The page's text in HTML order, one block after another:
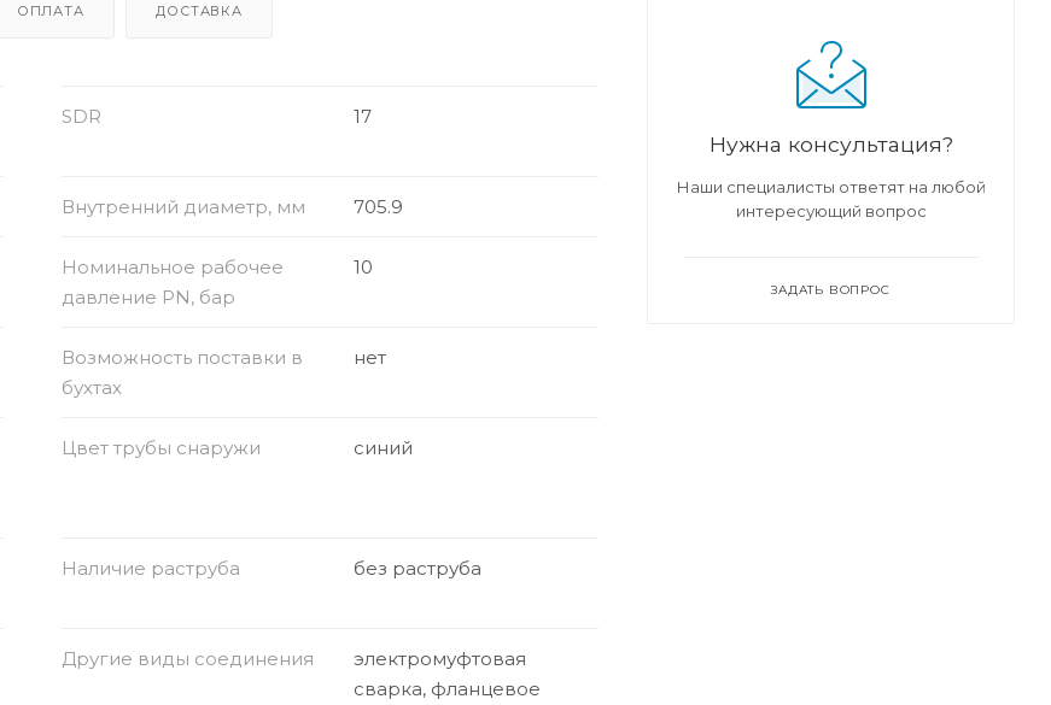
ОПЛАТА ДОСТАВКА
SDR 17
Внутренний диаметр, мм 705.9
Номинальное рабочее
давление PN, бар
10
Возможность поставки в
бухтах
нет
Цвет трубы снаружи синий
Наличие раструба без раструба
Другие виды соединения
электромуфтовая
сварка, фланцевое
Нужна консультация?
Наши специалисты ответят на любой
интересующий вопрос
ЗАДАТЬ ВОПРОС